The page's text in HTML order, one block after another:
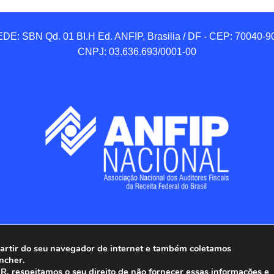
SBN Qd. 01 BI.H Ed. ANFIP, Brasilia / DF - CEP: 70040-
CNPJ: 03.636.693/0001-00
Nacional dos Auditores Fiscais da Receita Federal
do seu navegador de internet e também coletamos
respeitamos o seu direito de não fornecer essas informações e